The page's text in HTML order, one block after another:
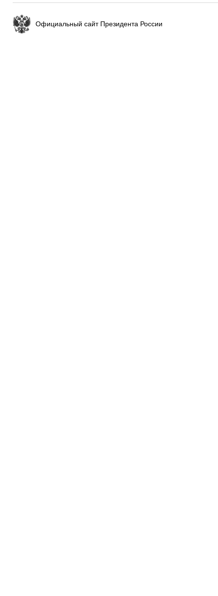
Официальный сайт Президента России